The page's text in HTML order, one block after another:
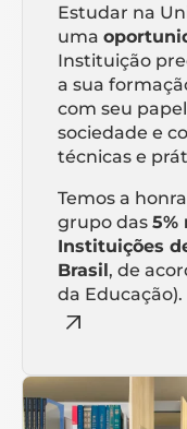
Estudar na
uma
Instituição
a sua
com seu
sociedade e
técnicas e
Temos a
grupo das 5%
Instituições
Brasil, de
da Educação).